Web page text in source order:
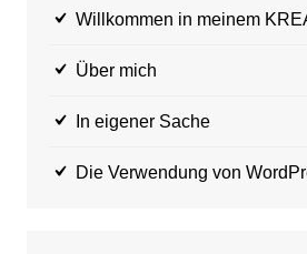
Willkommen in meinem
Über mich
In eigener Sache
Die Verwendung von